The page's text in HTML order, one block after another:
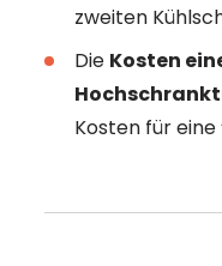
zweiten
Die Kosten
Kosten für